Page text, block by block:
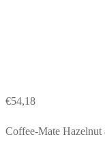
€54,18
Coffee-Mate Hazelnut